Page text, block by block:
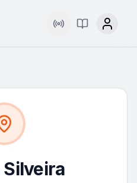
RádioPalavra Viva